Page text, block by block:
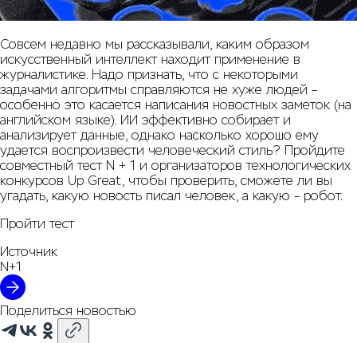
Совсем недавно мы рассказывали, каким образом
искусственный интеллект находит применение в
журналистике. Надо признать, что с некоторыми
задачами алгоритмы справляются не хуже людей –
особенно это касается написания новостных заметок (на
английском языке). ИИ эффективно собирает и
анализирует данные, однако насколько хорошо ему
удается воспроизвести человеческий стиль? Пройдите
совместныйтестN + 1 и организаторов технологических
конкурсов Up Great, чтобы проверить, сможете ли вы
угадать, какую новость писал человек, а какую – робот.
Пройти тест
Источник
N+1
Поделиться новостью